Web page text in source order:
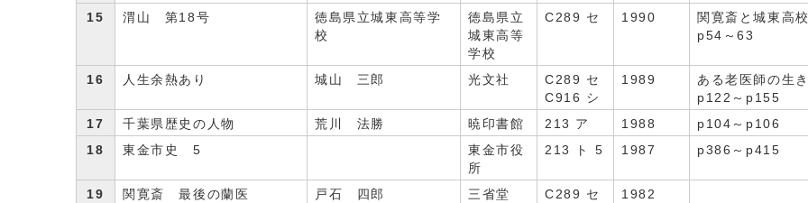
15 渭山 第18号
徳島県立城東高等学
校
徳島県立
城東高等
学校
C289 セ 1990
関寛斎と城東高
p54～63
16 人生余熱あり 城山 三郎 光文社
C289 セ
C916 シ
1989
ある老医師の生
p122～p155
17
千葉県歴史の人物 荒川 法勝 暁印書館 213 ア 1988
p104～p106
18
東金市史 5
東金市役
所
213 ト 5 1987 p386～p415
19 関寛斎 最後の蘭医 戸石 四郎 三省堂 C289 セ
1982